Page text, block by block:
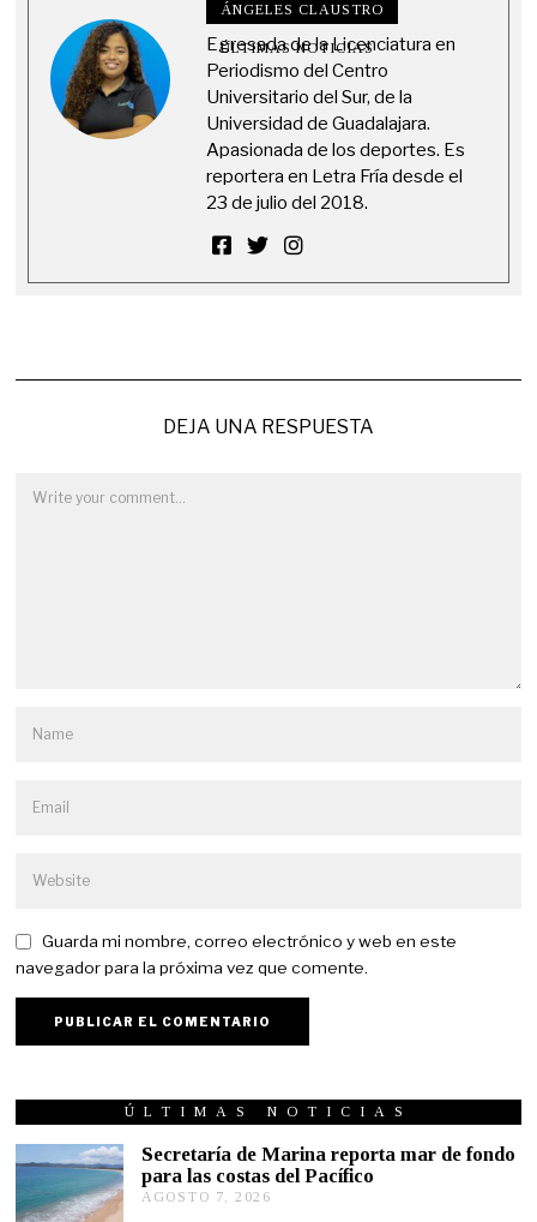
ÁNGELES CLAUSTRO
ÚLTIMAS NOTICIAS
Egresada de la Licenciatura en
Periodismo del Centro
Universitario del Sur, de la
Universidad de Guadalajara.
Apasionada de los deportes. Es
reportera en Letra Fría desde el
23 de julio del 2018.
DEJA UNA RESPUESTA
Guarda mi nombre, correo electrónico y web en este
navegador para la próxima vez que comente.
ÚLTIMAS NOTICIAS
Secretaría de Marina reporta mar de fondo
para las costas del Pacífico
AGOSTO 7, 2026